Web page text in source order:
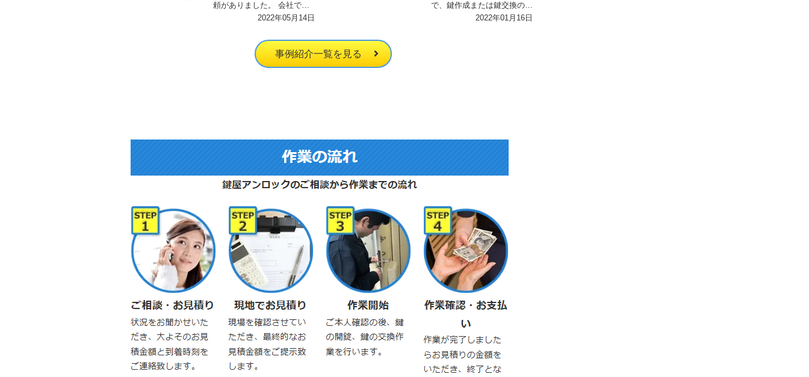
頼がありました。 会社で一
度稟議を通す必要があるとの
2022年05月14日
で、鍵作成または鍵交換の対
応はできますか。」とのこと
2022年01月16日
事例紹介一覧を見る